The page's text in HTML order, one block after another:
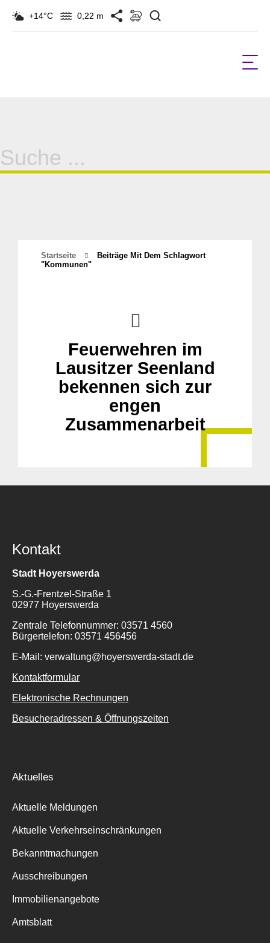
+14°C 0,22 m
Suche
für:
Startseite
Beiträge Mit Dem Schlagwort
"kommunen"
Feuerwehren im
Lausitzer Seenland
bekennen sich zur
engen
Zusammenarbeit
Kontakt
Stadt Hoyerswerda
S.-G.-Frentzel-Straße 1
02977 Hoyerswerda
Zentrale Telefonnummer: 03571 4560
Bürgertelefon: 03571 456456
E-Mail: verwaltung@hoyerswerda-stadt.de
Kontaktformular
Elektronische Rechnungen
Besucheradressen & Öffnungszeiten
Aktuelles
Aktuelle Meldungen
Aktuelle Verkehrseinschränkungen
Bekanntmachungen
Ausschreibungen
Immobilienangebote
Amtsblatt